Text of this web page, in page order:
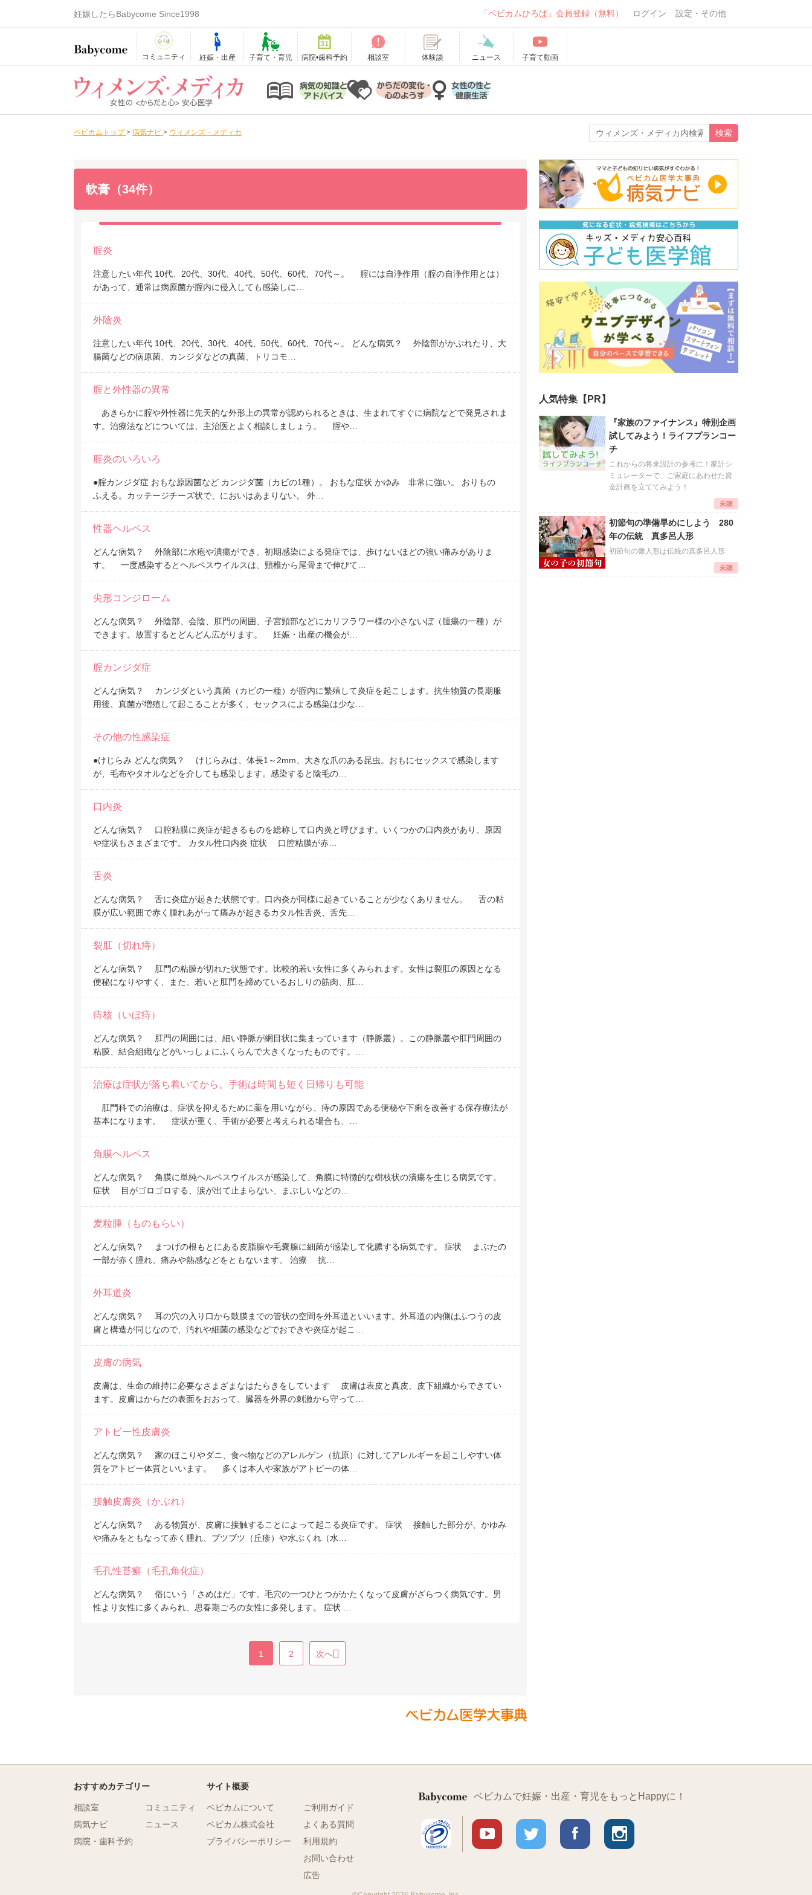
妊娠したらBabycome Since1998 「ベビカムひろば」会員登録（無料） ログイン 設定・その他
コミュニティ 妊娠・出産 子育て・育児 病院•歯科予約 相談室 体験談 ニュース 子育て動画
ベビカムトップ > 病気ナビ > ウィメンズ・メディカ
軟膏（34件）
腟炎
注意したい年代 10代、20代、30代、40代、50代、60代、70代～。 腟には自浄作用（腟の自浄作用とは）
があって、通常は病原菌が腟内に侵入しても感染しに…
外陰炎
注意したい年代 10代、20代、30代、40代、50代、60代、70代～。 どんな病気？ 外陰部がかぶれたり、大
腸菌などの病原菌、カンジダなどの真菌、トリコモ…
腟と外性器の異常
あきらかに腟や外性器に先天的な外形上の異常が認められるときは、生まれてすぐに病院などで発見されま
す。治療法などについては、主治医とよく相談しましょう。 腟や…
腟炎のいろいろ
●腟カンジダ症 おもな原因菌など カンジダ菌（カビの1種）。 おもな症状 かゆみ 非常に強い。 おりもの
ふえる。カッテージチーズ状で、においはあまりない。 外…
性器ヘルペス
どんな病気？ 外陰部に水疱や潰瘍ができ、初期感染による発症では、歩けないほどの強い痛みがありま
す。 一度感染するとヘルペスウイルスは、頸椎から尾骨まで伸びて…
尖形コンジローム
どんな病気？ 外陰部、会陰、肛門の周囲、子宮頸部などにカリフラワー様の小さないぼ（腫瘍の一種）が
できます。放置するとどんどん広がります。 妊娠・出産の機会が…
腟カンジダ症
どんな病気？ カンジダという真菌（カビの一種）が腟内に繁殖して炎症を起こします。抗生物質の長期服
用後、真菌が増殖して起こることが多く、セックスによる感染は少な…
その他の性感染症
●けじらみ どんな病気？ けじらみは、体長1～2mm、大きな爪のある昆虫。おもにセックスで感染します
が、毛布やタオルなどを介しても感染します。感染すると陰毛の…
口内炎
どんな病気？ 口腔粘膜に炎症が起きるものを総称して口内炎と呼びます。いくつかの口内炎があり、原因
や症状もさまざまです。 カタル性口内炎 症状 口腔粘膜が赤…
舌炎
どんな病気？ 舌に炎症が起きた状態です。口内炎が同様に起きていることが少なくありません。 舌の粘
膜が広い範囲で赤く腫れあがって痛みが起きるカタル性舌炎、舌先…
裂肛（切れ痔）
どんな病気？ 肛門の粘膜が切れた状態です。比較的若い女性に多くみられます。女性は裂肛の原因となる
便秘になりやすく、また、若いと肛門を締めているおしりの筋肉、肛…
痔核（いぼ痔）
どんな病気？ 肛門の周囲には、細い静脈が網目状に集まっています（静脈叢）。この静脈叢や肛門周囲の
粘膜、結合組織などがいっしょにふくらんで大きくなったものです。…
治療は症状が落ち着いてから。手術は時間も短く日帰りも可能
肛門科での治療は、症状を抑えるために薬を用いながら、痔の原因である便秘や下痢を改善する保存療法が
基本になります。 症状が重く、手術が必要と考えられる場合も、…
角膜ヘルペス
どんな病気？ 角膜に単純ヘルペスウイルスが感染して、角膜に特徴的な樹枝状の潰瘍を生じる病気です。
症状 目がゴロゴロする、涙が出て止まらない、まぶしいなどの…
麦粒腫（ものもらい）
どんな病気？ まつげの根もとにある皮脂腺や毛嚢腺に細菌が感染して化膿する病気です。 症状 まぶたの
一部が赤く腫れ、痛みや熱感などをともないます。 治療 抗…
外耳道炎
どんな病気？ 耳の穴の入り口から鼓膜までの管状の空間を外耳道といいます。外耳道の内側はふつうの皮
膚と構造が同じなので、汚れや細菌の感染などでおできや炎症が起こ…
皮膚の病気
皮膚は、生命の維持に必要なさまざまなはたらきをしています 皮膚は表皮と真皮、皮下組織からできてい
ます。皮膚はからだの表面をおおって、臓器を外界の刺激から守って…
アトピー性皮膚炎
どんな病気？ 家のほこりやダニ、食べ物などのアレルゲン（抗原）に対してアレルギーを起こしやすい体
質をアトピー体質といいます。 多くは本人や家族がアトピーの体…
接触皮膚炎（かぶれ）
どんな病気？ ある物質が、皮膚に接触することによって起こる炎症です。 症状 接触した部分が、かゆみ
や痛みをともなって赤く腫れ、ブツブツ（丘疹）や水ぶくれ（水…
毛孔性苔癬（毛孔角化症）
どんな病気？ 俗にいう「さめはだ」です。毛穴の一つひとつがかたくなって皮膚がざらつく病気です。男
性より女性に多くみられ、思春期ごろの女性に多発します。 症状 …
1 2 次へ
人気特集【PR】
『家族のファイナンス』特別企画
試してみよう！ライフプランコー
チ
これからの将来設計の参考に！家計シ
ミュレーターで、ご家庭にあわせた資
金計画を立ててみよう！
初節句の準備早めにしよう 280
年の伝統 真多呂人形
初節句の雛人形は伝統の真多呂人形
ベビカムで妊娠・出産・育児をもっとHappyに！
おすすめカテゴリー
相談室
病気ナビ
病院・歯科予約
コミュニティ
ニュース
サイト概要
ベビカムについて
ベビカム株式会社
プライバシーポリシー
ご利用ガイド
よくある質問
利用規約
お問い合わせ
広告